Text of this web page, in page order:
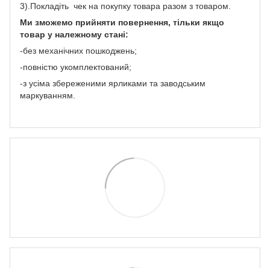
3).Покладіть чек на покупку товара разом з товаром.
Ми зможемо прийняти повернення, тільки якщо
товар у належному стані:
-без механічних пошкоджень;
-повністю укомплектований;
-з усіма збереженими ярликами та заводським
маркуванням.